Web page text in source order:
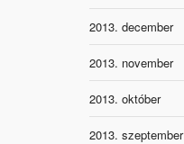
2013. december
2013. november
2013. október
2013. szeptember